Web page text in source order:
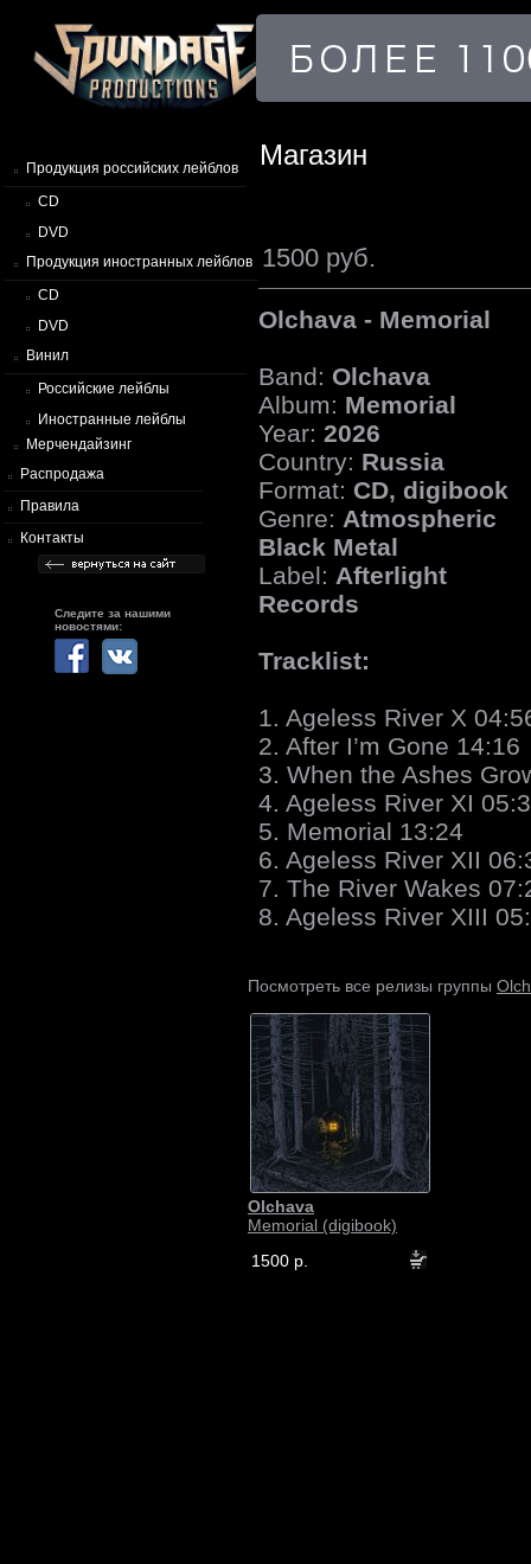
Продукция российских лейблов
CD
DVD
Продукция иностранных лейблов
CD
DVD
Винил
Российские лейблы
Иностранные лейблы
Мерчендайзинг
Распродажа
Правила
Контакты
Следите за нашими
новостями:
Магазин
1500 руб.
Olchava - Memorial
Band: Olchava
Album: Memorial
Year: 2026
Country: Russia
Format: CD, digibook
Genre: Atmospheric
Black Metal
Label: Afterlight
Records
Tracklist:
1. Ageless River X
2. After I’m Gone 14:16
3. When the Ashes
4. Ageless River XI
5. Memorial 13:24
6. Ageless River XII
7. The River Wakes
8. Ageless River XIII
Посмотреть все релизы группы
Olchava
Memorial (digibook)
1500 р.